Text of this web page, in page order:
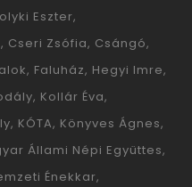
Eszter
Cseri Zsófia Csángó
Faluház Hegyi Imre
Kollár Éva
KÓTA Könyves Ágnes
Állami Népi Együttes
Énekkar